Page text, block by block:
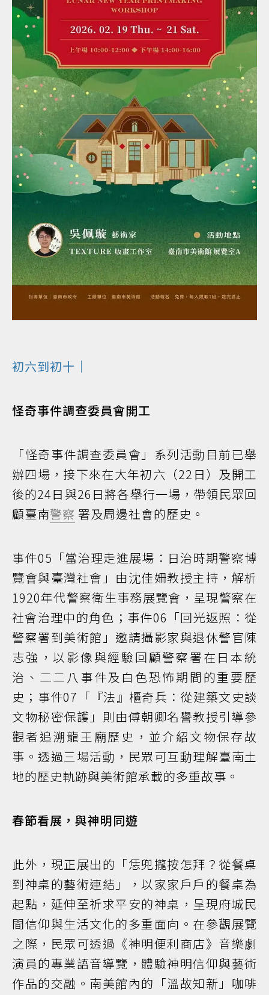
初六到初十｜
怪奇事件調查委員會開工
「怪奇事件調查委員會」系列活動目前已舉
辦四場，接下來在大年初六（22日）及開工
後的24日與26日將各舉行一場，帶領民眾回
顧臺南警察 署及周邊社會的歷史。
事件05「當治理走進展場：日治時期警察博
覽會與臺灣社會」由沈佳姍教授主持，解析
1920年代警察衛生事務展覽會，呈現警察在
社會治理中的角色；事件06「回光返照：從
警察署到美術館」邀請攝影家與退休警官陳
志強，以影像與經驗回顧警察署在日本統
治、二二八事件及白色恐怖期間的重要歷
史；事件07「『法』櫃奇兵：從建築文史談
文物秘密保護」則由傅朝卿名譽教授引導參
觀者追溯龍王廟歷史，並介紹文物保存故
事。透過三場活動，民眾可互動理解臺南土
地的歷史軌跡與美術館承載的多重故事。
春節看展，與神明同遊
此外，現正展出的「恁兜攏按怎拜？從餐桌
到神桌的藝術連結」，以家家戶戶的餐桌為
起點，延伸至祈求平安的神桌，呈現府城民
間信仰與生活文化的多重面向。在參觀展覽
之際，民眾可透過《神明便利商店》音樂劇
演員的專業語音導覽，體驗神明信仰與藝術
作品的交融。南美館內的「溫故知新」咖啡